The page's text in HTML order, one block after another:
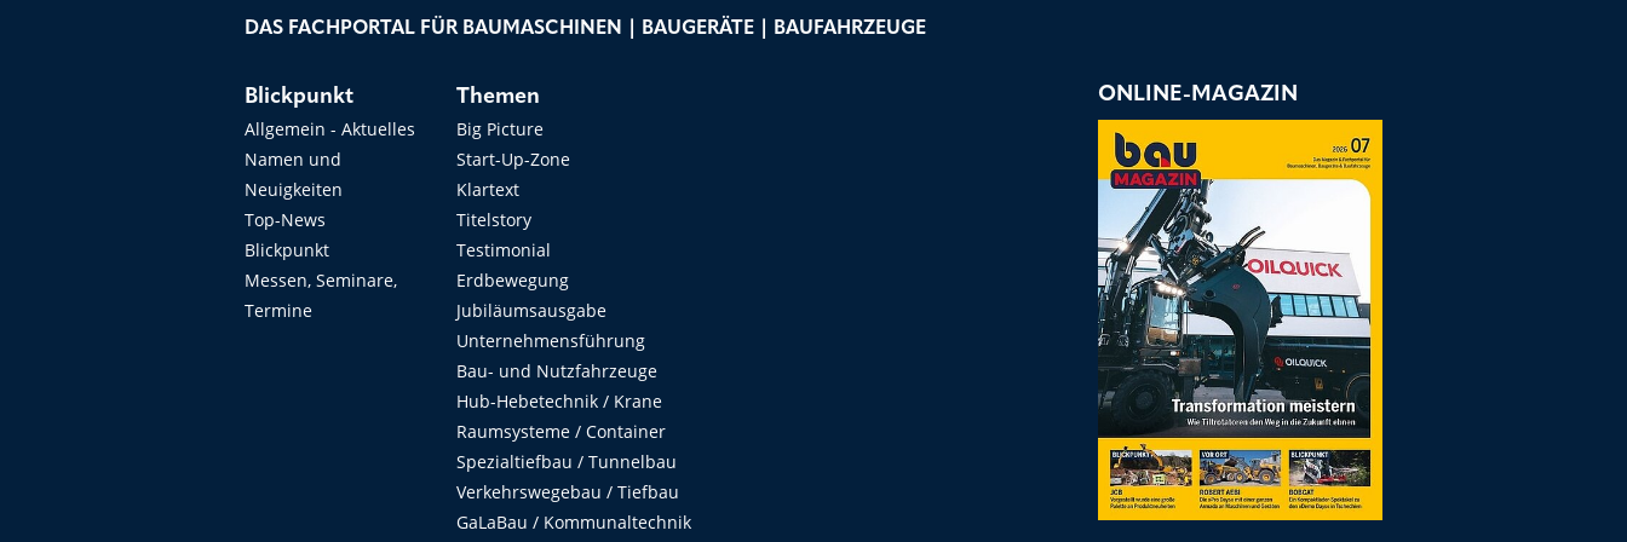
DAS FACHPORTAL FÜR BAUMASCHINEN | BAUGERÄTE | BAUFAHRZEUGE
Blickpunkt
Allgemein - Aktuelles
Namen und
Neuigkeiten
Top-News
Blickpunkt
Messen, Seminare,
Termine
Themen
Big Picture
Start-Up-Zone
Klartext
Titelstory
Testimonial
Erdbewegung
Jubiläumsausgabe
Unternehmensführung
Bau- und Nutzfahrzeuge
Hub-Hebetechnik / Krane
Raumsysteme / Container
Spezialtiefbau / Tunnelbau
Verkehrswegebau / Tiefbau
GaLaBau / Kommunaltechnik
ONLINE-MAGAZIN